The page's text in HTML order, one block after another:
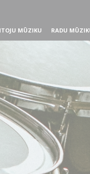
MŪZIKU RADU